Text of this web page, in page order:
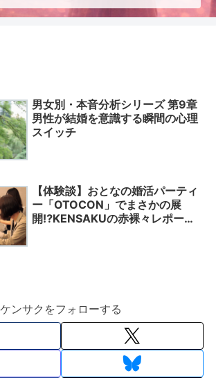
男女別・本音分析シリーズ 第9章
男性が結婚を意識する瞬間の心理
スイッチ
【体験談】おとなの婚活パーティ
ー「OTOCON」でまさかの展
開⁉️KENSAKUの赤裸々レポート
ケンサクをフォローする